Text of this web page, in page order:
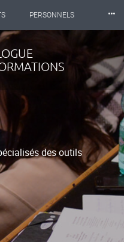
PERSONNELS ⸱⸱⸱
des outils